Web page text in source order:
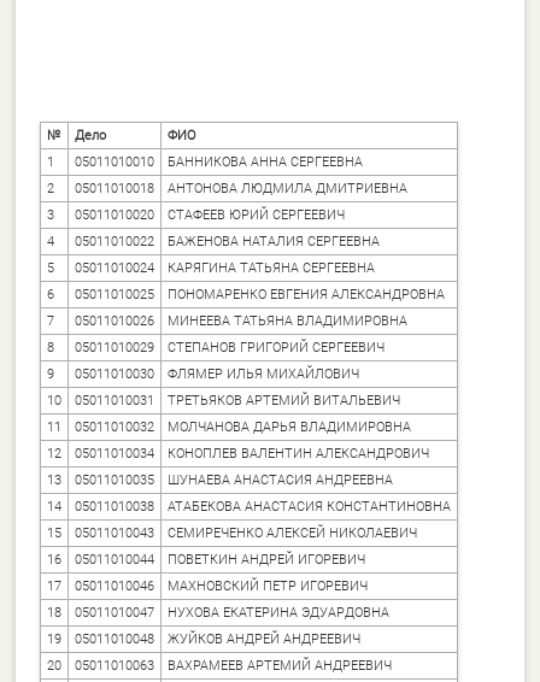
№ Дело
ФИО
1
05011010010
БАННИКОВА АННА СЕРГЕЕВНА
2
05011010018
АНТОНОВА ЛЮДМИЛА ДМИТРИЕВНА
3
05011010020
СТАФЕЕВ ЮРИЙ СЕРГЕЕВИЧ
4
05011010022
БАЖЕНОВА НАТАЛИЯ СЕРГЕЕВНА
5
05011010024
КАРЯГИНА ТАТЬЯНА СЕРГЕЕВНА
6
05011010025
ПОНОМАРЕНКО ЕВГЕНИЯ АЛЕКСАНДРОВНА
7
05011010026
МИНЕЕВА ТАТЬЯНА ВЛАДИМИРОВНА
8
05011010029
СТЕПАНОВ ГРИГОРИЙ СЕРГЕЕВИЧ
9
05011010030
ФЛЯМЕР ИЛЬЯ МИХАЙЛОВИЧ
10
05011010031
ТРЕТЬЯКОВ АРТЕМИЙ ВИТАЛЬЕВИЧ
11
05011010032
МОЛЧАНОВА ДАРЬЯ ВЛАДИМИРОВНА
12
05011010034
КОНОПЛЕВ ВАЛЕНТИН АЛЕКСАНДРОВИЧ
13
05011010035
ШУНАЕВА АНАСТАСИЯ АНДРЕЕВНА
14
05011010038
АТАБЕКОВА АНАСТАСИЯ КОНСТАНТИНОВНА
15
05011010043
СЕМИРЕЧЕНКО АЛЕКСЕЙ НИКОЛАЕВИЧ
16
05011010044
ПОВЕТКИН АНДРЕЙ ИГОРЕВИЧ
17
05011010046
МАХНОВСКИЙ ПЕТР ИГОРЕВИЧ
18
05011010047
НУХОВА ЕКАТЕРИНА ЭДУАРДОВНА
19
05011010048
ЖУЙКОВ АНДРЕЙ АНДРЕЕВИЧ
20
05011010063
ВАХРАМЕЕВ АРТЕМИЙ АНДРЕЕВИЧ